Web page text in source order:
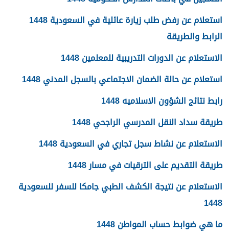
استعلام عن رفض طلب زيارة عائلية في السعودية 1448
الرابط والطريقة
الاستعلام عن الدورات التدريبية للمعلمين 1448
استعلام عن حالة الضمان الاجتماعي بالسجل المدني 1448
رابط نتائج الشؤون الاسلاميه 1448
طريقة سداد النقل المدرسي الراجحي 1448
الاستعلام عن نشاط سجل تجاري في السعودية 1448
طريقة التقديم على الترقيات في مسار 1448
الاستعلام عن نتيجة الكشف الطبي جامكا للسفر للسعودية
1448
ما هي ضوابط حساب المواطن 1448